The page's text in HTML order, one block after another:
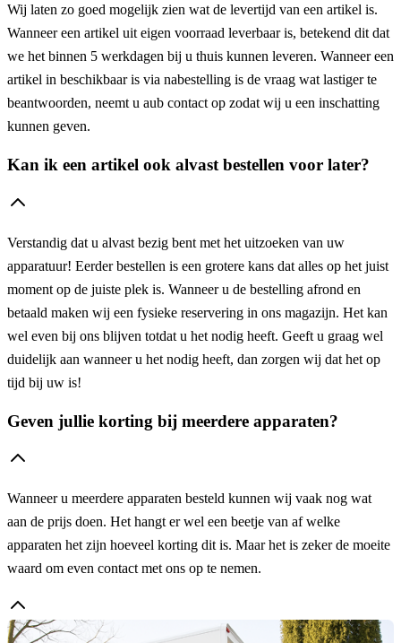
Wij laten zo goed mogelijk zien wat de levertijd van een artikel is.
Wanneer een artikel uit eigen voorraad leverbaar is, betekend dit dat
we het binnen 5 werkdagen bij u thuis kunnen leveren. Wanneer een
artikel in beschikbaar is via nabestelling is de vraag wat lastiger te
beantwoorden, neemt u aub contact op zodat wij u een inschatting
kunnen geven.
Kan ik een artikel ook alvast bestellen voor later?
Verstandig dat u alvast bezig bent met het uitzoeken van uw
apparatuur! Eerder bestellen is een grotere kans dat alles op het juist
moment op de juiste plek is. Wanneer u de bestelling afrond en
betaald maken wij een fysieke reservering in ons magazijn. Het kan
wel even bij ons blijven totdat u het nodig heeft. Geeft u graag wel
duidelijk aan wanneer u het nodig heeft, dan zorgen wij dat het op
tijd bij uw is!
Geven jullie korting bij meerdere apparaten?
Wanneer u meerdere apparaten besteld kunnen wij vaak nog wat
aan de prijs doen. Het hangt er wel een beetje van af welke
apparaten het zijn hoeveel korting dit is. Maar het is zeker de moeite
waard om even contact met ons op te nemen.